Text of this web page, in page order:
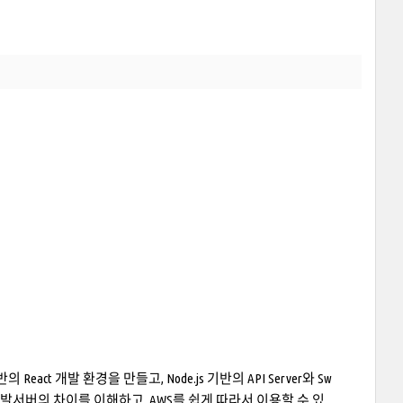
React 개발 환경을 만들고, Node.js 기반의 API Server와 Sw
서버의 차이를 이해하고, AWS를 쉽게 따라서 이용할 수 있